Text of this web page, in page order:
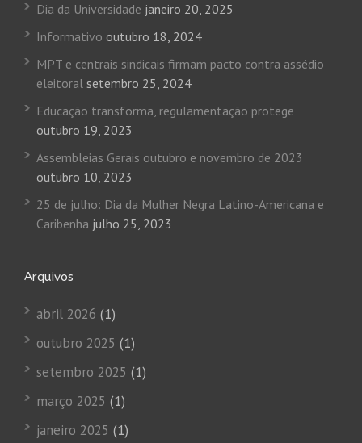
Dia da Universidade janeiro 20, 2025
Informativo outubro 18, 2024
MPT e centrais sindicais firmam pacto contra assédio
eleitoral setembro 25, 2024
Educação transforma, regulamentação protege
outubro 19, 2023
Assembleias Gerais outubro e novembro de 2023
outubro 10, 2023
25 de julho: Dia da Mulher Negra Latino-Americana e
Caribenha julho 25, 2023
Arquivos
abril 2026 (1)
outubro 2025 (1)
setembro 2025 (1)
março 2025 (1)
janeiro 2025 (1)